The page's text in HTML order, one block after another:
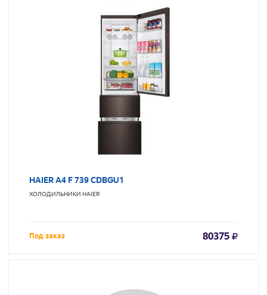
HAIER A4 F 739 CDBGU1
ХОЛОДИЛЬНИКИ HAIER
Под заказ 80375